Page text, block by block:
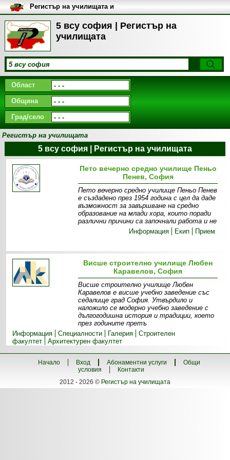
5 всу софия | Регистър на
училищата
Регистър на училищата и
университетите в България
Област
Община
Град/село
Регистър на училищата
5 всу софия | Регистър на училищата
Пето вечерно средно училище Пеньо
Пенев, София
Пето вечерно средно училище Пеньо Пенев
е създадено през 1954 година с цел да даде
възможност за завършване на средно
образование на млади хора, които поради
различни причини са започнали работа и не
Информация
Екип Прием
Висше строително училище Любен
Каравелов, София
Висше строително училище Любен
Каравелов е висше учебно заведение със
седалище град София. Утвърдило и
наложило се модерно учебно заведение с
дългогодишна история и традиции, което
през годините претъ
Информация
Специалности Галерия
Строителен
факултет
Архитектурен факултет
Начало Вход Абонаментни услуги
Общи
условия
Контакти
2012 - 2026 © Регистър на училищата